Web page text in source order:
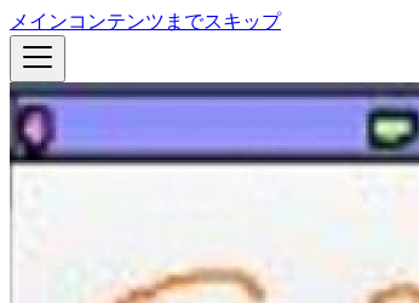
メインコンテンツまでスキップ